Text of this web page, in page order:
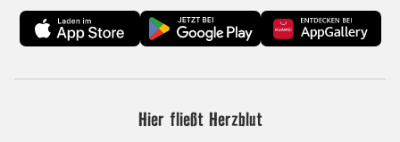
Hier fließt Herzblut